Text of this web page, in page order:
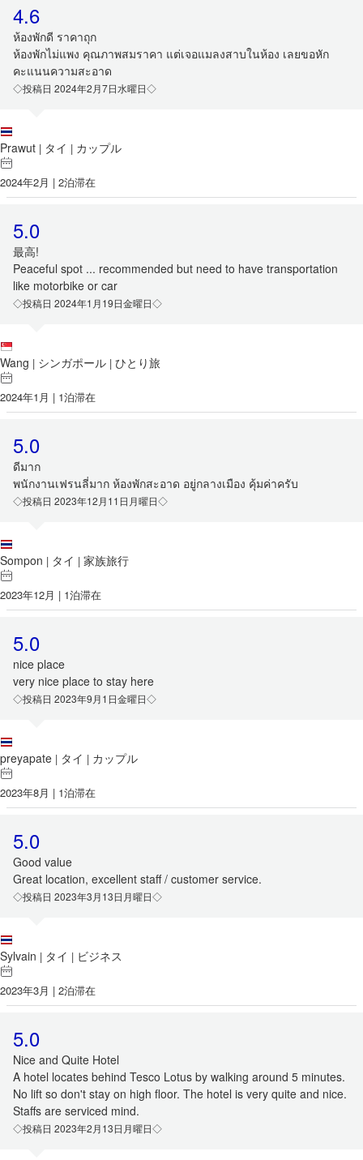
4.6
ห้องพักดี ราคาถุก
ห้องพักไม่แพง คุณภาพสมราคา แต่เจอแมลงสาบในห้อง เลยขอหัก
คะแนนความสะอาด
◇投稿日 2024年2月7日水曜日◇
Prawut | タイ | カップル
2024年2月 | 2泊滞在
5.0
最高!
Peaceful spot ... recommended but need to have transportation
like motorbike or car
◇投稿日 2024年1月19日金曜日◇
Wang | シンガポール | ひとり旅
2024年1月 | 1泊滞在
5.0
ดีมาก
พนักงานเฟรนลี่มาก ห้องพักสะอาด อยู่กลางเมือง คุ้มค่าครับ
◇投稿日 2023年12月11日月曜日◇
Sompon | タイ | 家族旅行
2023年12月 | 1泊滞在
5.0
nice place
very nice place to stay here
◇投稿日 2023年9月1日金曜日◇
preyapate | タイ | カップル
2023年8月 | 1泊滞在
5.0
Good value
Great location, excellent staff / customer service.
◇投稿日 2023年3月13日月曜日◇
Sylvain | タイ | ビジネス
2023年3月 | 2泊滞在
5.0
Nice and Quite Hotel
A hotel locates behind Tesco Lotus by walking around 5 minutes.
No lift so don't stay on high floor. The hotel is very quite and nice.
Staffs are serviced mind.
◇投稿日 2023年2月13日月曜日◇